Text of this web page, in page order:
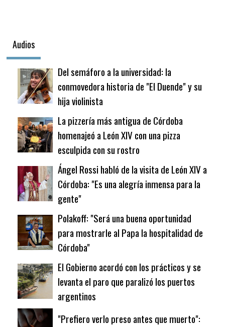
Audios
Del semáforo a la universidad: la
conmovedora historia de "El Duende" y su
hija violinista
La pizzería más antigua de Córdoba
homenajeó a León XIV con una pizza
esculpida con su rostro
Ángel Rossi habló de la visita de León XIV a
Córdoba: "Es una alegría inmensa para la
gente"
Polakoff: "Será una buena oportunidad
para mostrarle al Papa la hospitalidad de
Córdoba"
El Gobierno acordó con los prácticos y se
levanta el paro que paralizó los puertos
argentinos
"Prefiero verlo preso antes que muerto":